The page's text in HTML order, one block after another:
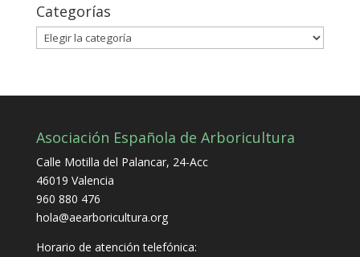
Categorías
Categorías
Asociación Española de Arboricultura
Calle Motilla del Palancar, 24-Acc
46019 Valencia
960 880 476
hola@aearboricultura.org
Horario de atención telefónica: